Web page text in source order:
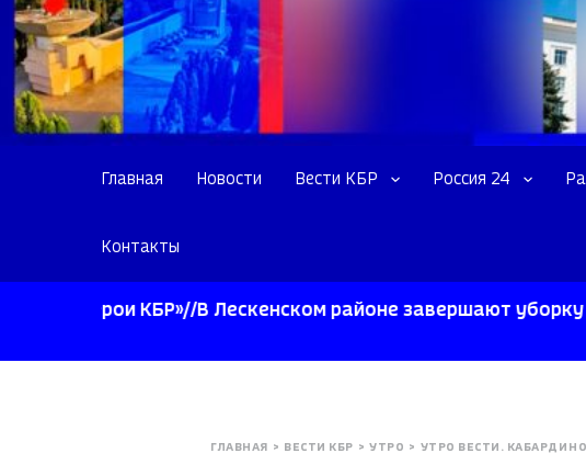
Главная Новости Вести КБР Россия 24
Контакты
КБР»//В Лескенском районе завершают уборку
ГЛАВНАЯ > ВЕСТИ КБР > УТРО > УТРО ВЕСТИ. КАБАРДИНО